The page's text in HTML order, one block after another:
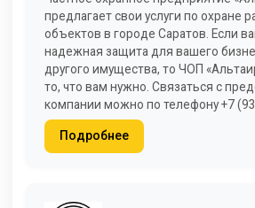
предлагает свои услуги по охране
объектов в городе Саратов. Если
надежная защита для вашего
другого имущества, то ЧОП
то, что вам нужно. Связаться с
компании можно по телефону +7
Подробнее